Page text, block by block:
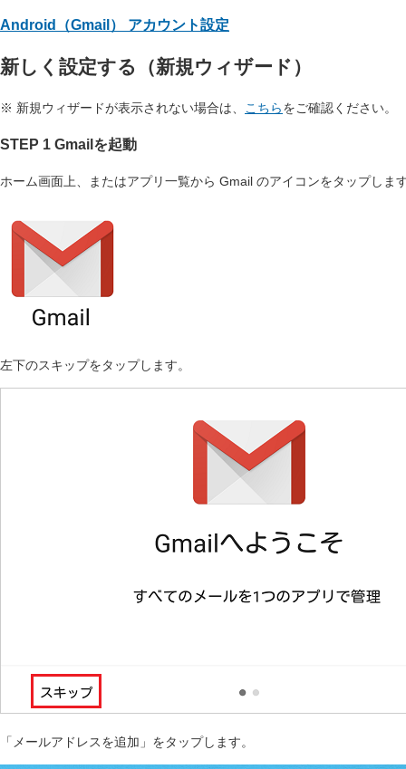
Android（Gmail） アカウント設定
新しく設定する（新規ウィザード）
※ 新規ウィザードが表示されない場合は、 こちらをご確認ください。
STEP 1 Gmailを起動
ホーム画面上、またはアプリ一覧から Gmail のアイコンをタップしま
左下のスキップをタップします。
「メールアドレスを追加」をタップします。